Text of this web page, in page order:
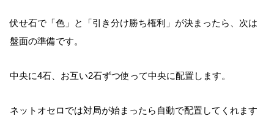
伏せ石で「色」と「引き分け勝ち権利」が決まったら、次は
盤面の準備です。
中央に4石、お互い2石ずつ使って中央に配置します。
ネットオセロでは対局が始まったら自動で配置してくれます